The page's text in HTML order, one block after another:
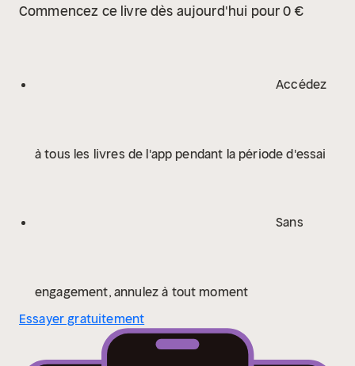
takuulla on, mutta onko hän murhaaja?
Commencez ce livre dès aujourd'hui pour 0 €
Accédez
à tous les livres de l'app pendant la période d'essai
Sans
engagement, annulez à tout moment
Essayer gratuitement